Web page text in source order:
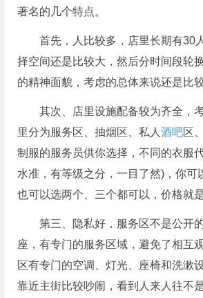
著名的几个特点。
首先，人比较多，店里长期有30
择空间还是比较大，然后分时间段轮
的精神面貌，考虑的总体来说还是比
其次、店里设施配备较为齐全，
里分为服务区、抽烟区、私人酒吧区
制服的服务员供你选择，不同的衣服
水准，有等级之分，一目了然)，你可
也可以选两个、三个都可以，价格就
第三、隐私好，服务区不是公开
座，有专门的服务区域，避免了相互
区有专门的空调、灯光、座椅和洗漱
靠近主街比较吵闹，看到人来人往不